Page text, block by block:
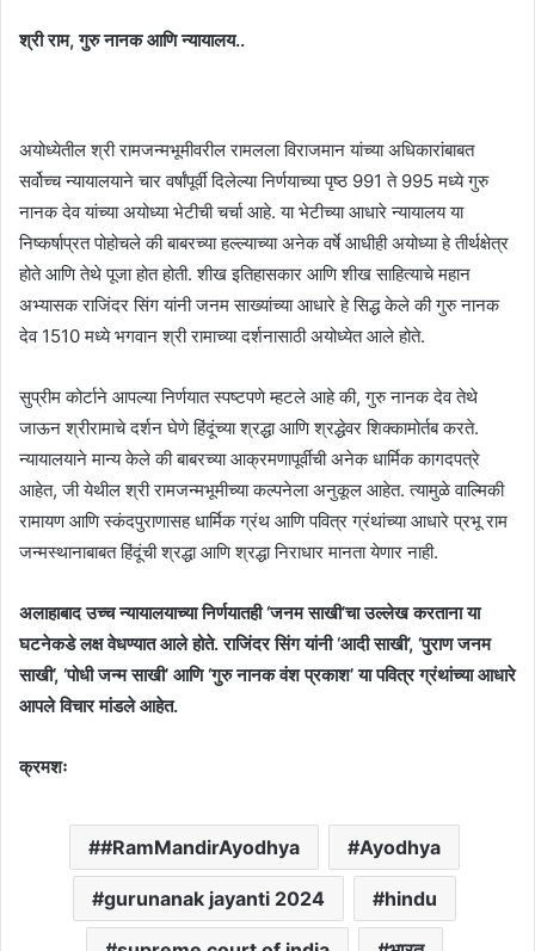
श्री राम, गुरु नानक आणि न्यायालय..
अयोध्येतील श्री रामजन्मभूमीवरील रामलला विराजमान यांच्या अधिकारांबाबत
सर्वोच्च न्यायालयाने चार वर्षांपूर्वी दिलेल्या निर्णयाच्या पृष्ठ 991 ते 995 मध्ये गुरु
नानक देव यांच्या अयोध्या भेटीची चर्चा आहे. या भेटीच्या आधारे न्यायालय या
निष्कर्षाप्रत पोहोचले की बाबरच्या हल्ल्याच्या अनेक वर्षे आधीही अयोध्या हे तीर्थक्षेत्र
होते आणि तेथे पूजा होत होती. शीख इतिहासकार आणि शीख साहित्याचे महान
अभ्यासक राजिंदर सिंग यांनी जनम साख्यांच्या आधारे हे सिद्ध केले की गुरु नानक
देव 1510 मध्ये भगवान श्री रामाच्या दर्शनासाठी अयोध्येत आले होते.
सुप्रीम कोर्टाने आपल्या निर्णयात स्पष्टपणे म्हटले आहे की, गुरु नानक देव तेथे
जाऊन श्रीरामाचे दर्शन घेणे हिंदूंच्या श्रद्धा आणि श्रद्धेवर शिक्कामोर्तब करते.
न्यायालयाने मान्य केले की बाबरच्या आक्रमणापूर्वीची अनेक धार्मिक कागदपत्रे
आहेत, जी येथील श्री रामजन्मभूमीच्या कल्पनेला अनुकूल आहेत. त्यामुळे वाल्मिकी
रामायण आणि स्कंदपुराणासह धार्मिक ग्रंथ आणि पवित्र ग्रंथांच्या आधारे प्रभू राम
जन्मस्थानाबाबत हिंदूंची श्रद्धा आणि श्रद्धा निराधार मानता येणार नाही.
अलाहाबाद उच्च न्यायालयाच्या निर्णयातही ‘जनम साखी’चा उल्लेख करताना या
घटनेकडे लक्ष वेधण्यात आले होते. राजिंदर सिंग यांनी ‘आदी साखी’, ‘पुराण जनम
साखी’, ‘पोधी जन्म साखी’ आणि ‘गुरु नानक वंश प्रकाश’ या पवित्र ग्रंथांच्या आधारे
आपले विचार मांडले आहेत.
क्रमशः
#RamMandirAyodhya Ayodhya
gurunanak jayanti 2024 hindu